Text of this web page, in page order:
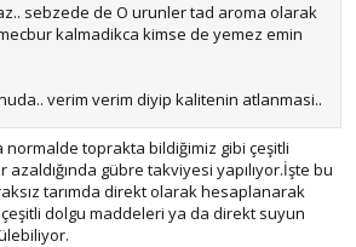
sebzede de O urunler tad aroma olarak
kalmadikca kimse de yemez emin
verim verim diyip kalitenin atlanmasi..
sifa vermez..
tarim=kadindiz bebek.. olur mu
ama neye neye yarar.. TOPRAK ANA
normalde toprakta bildiğimiz gibi çeşitli
gübre takviyesi yapılıyor.İşte bu
tarımda direkt olarak hesaplanarak
dolgu maddeleri ya da direkt suyun